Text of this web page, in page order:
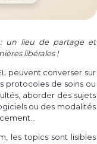
un lieu de partage et
libérales !
peuvent converser sur
protocoles de soins ou
aborder des sujets
ou des modalités
les topics sont lisibles